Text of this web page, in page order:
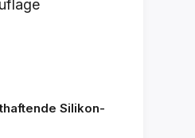
Silikon-